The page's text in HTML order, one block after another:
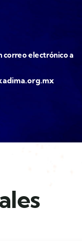
correo electrónico a